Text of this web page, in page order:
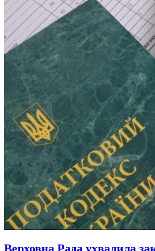
Верховна Рада ухвалила